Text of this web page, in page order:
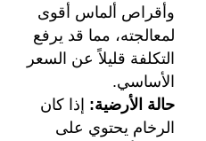
وأقراص ألماس أقوى
لمعالجته، مما قد يرفع
التكلفة قليلاً عن السعر
الأساسي.
حالة الأرضية: إذا كان
الرخام يحتوي على